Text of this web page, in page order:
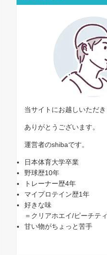
当サイトにお越しいただき
ありがとうございます。
運営者のshibaです。
日本体育大学卒業
野球歴10年
トレーナー歴4年
マイプロテイン歴1年
好きな味
＝クリアホエイ/ピーチテ
甘い物がちょっと苦手